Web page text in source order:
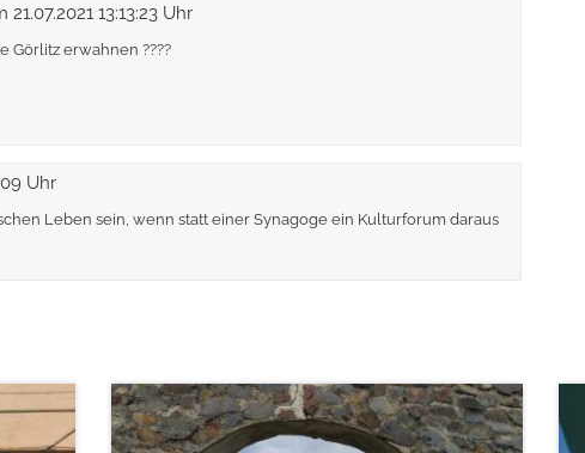
21.07.2021 13:13:23 Uhr
Görlitz erwahnen ????
Uhr
Leben sein, wenn statt einer Synagoge ein Kulturforum daraus
weiterlesen